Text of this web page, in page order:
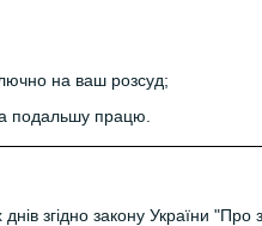
на ваш розсуд;
подальшу працю.
згідно закону України